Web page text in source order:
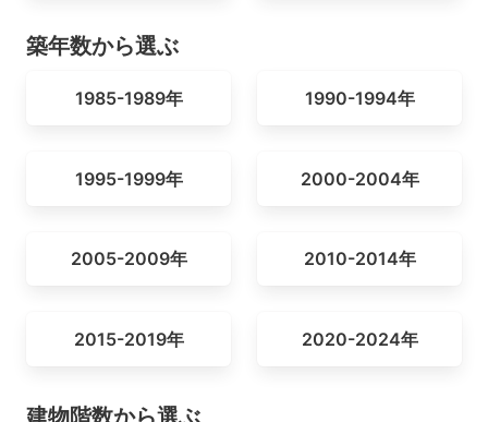
築年数から選ぶ
1985-1989年 1990-1994年
1995-1999年 2000-2004年
2005-2009年 2010-2014年
2015-2019年 2020-2024年